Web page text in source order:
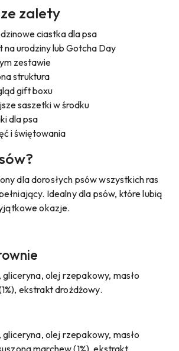
zalety
ciastka dla psa
na urodziny lub Gotcha Day
zestawie
struktura
gift boxu
saszetki w środku
dla psa
i świętowania
dla dorosłych psów wszystkich ras
Idealny dla psów, które lubią
okazje.
olej rzepakowy, masło
ekstrakt drożdżowy.
olej rzepakowy, masło
marchew (1%), ekstrakt